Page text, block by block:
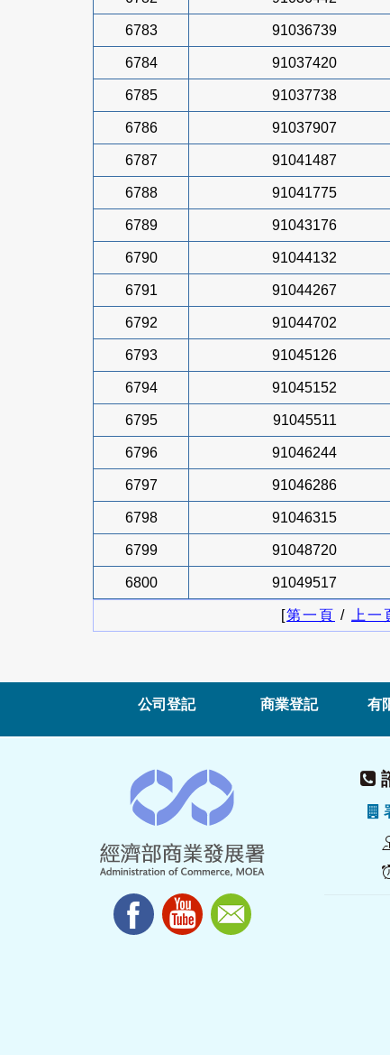
6783 91036739
6784 91037420
6785 91037738
6786 91037907
6787 91041487
6788 91041775
6789 91043176
6790 91044132
6791 91044267
6792 91044702
6793 91045126
6794 91045152
6795 91045511
6796 91046244
6797 91046286
6798 91046315
6799 91048720
6800 91049517
[第一頁 / 上一
公司登記 商業登記 有